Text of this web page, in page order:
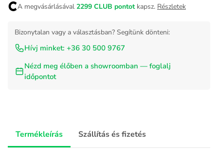
A megvásárlásával 2299 CLUB pontot kapsz. Részletek
Bizonytalan vagy a választásban? Segítünk dönteni:
Hívj minket: +36 30 500 9767
Nézd meg élőben a showroomban — foglalj
időpontot
Termékleírás Szállítás és fizetés